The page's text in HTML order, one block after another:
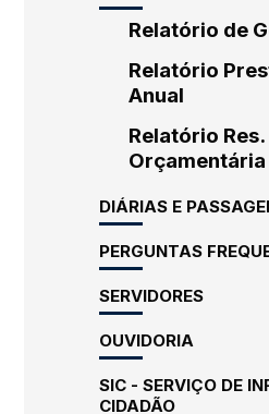
Relatório de
Relatório
Anual
Relatório
Orçamentária
DIÁRIAS E
PERGUNTAS
SERVIDORES
OUVIDORIA
SIC - SERVIÇO DE
CIDADÃO